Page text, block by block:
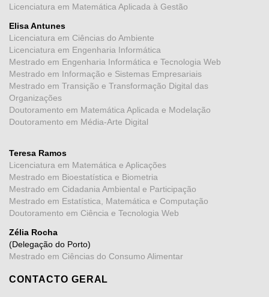
Licenciatura em Matemática Aplicada à Gestão
Elisa Antunes
Licenciatura em Ciências do Ambiente
Licenciatura em Engenharia Informática
Mestrado em Engenharia Informática e Tecnologia Web
Mestrado em Informação e Sistemas Empresariais
Mestrado em Transição e Transformação Digital das
Organizações
Doutoramento em Matemática Aplicada e Modelação
Doutoramento em Média-Arte Digital
Teresa Ramos
Licenciatura em Matemática e Aplicações
Mestrado em Bioestatística e Biometria
Mestrado em Cidadania Ambiental e Participação
Mestrado em Estatística, Matemática e Computação
Doutoramento em Ciência e Tecnologia Web
Zélia Rocha
(Delegação do Porto)
Mestrado em Ciências do Consumo Alimentar
CONTACTO GERAL